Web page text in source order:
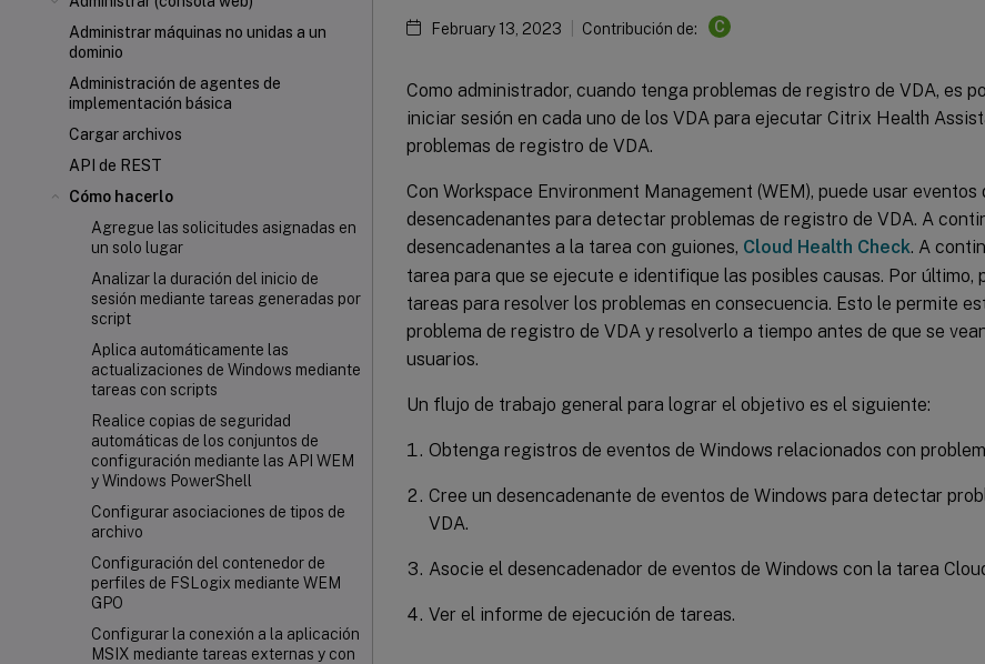
Administrar máquinas no unidas a un
dominio
Administración de agentes de
implementación básica
Cargar archivos
API de REST
Cómo hacerlo
Agregue las solicitudes asignadas en
un solo lugar
Analizar la duración del inicio de
sesión mediante tareas generadas por
script
Aplica automáticamente las
actualizaciones de Windows mediante
tareas con scripts
Realice copias de seguridad
automáticas de los conjuntos de
configuración mediante las API WEM
y Windows PowerShell
Configurar asociaciones de tipos de
archivo
Configuración del contenedor de
perfiles de FSLogix mediante WEM
GPO
Configurar la conexión a la aplicación
MSIX mediante tareas externas y con
February 13, 2023 Contribución de: C
Como administrador, cuando tenga problemas de registro de VDA, es
iniciar sesión en cada uno de los VDA para ejecutar Citrix Health
problemas de registro de VDA.
Con Workspace Environment Management (WEM), puede usar eventos
desencadenantes para detectar problemas de registro de VDA. A
desencadenantes a la tarea con guiones, Cloud Health Check. A
tarea para que se ejecute e identifique las posibles causas. Por último,
tareas para resolver los problemas en consecuencia. Esto le permite
problema de registro de VDA y resolverlo a tiempo antes de que se
usuarios.
Un flujo de trabajo general para lograr el objetivo es el siguiente:
Obtenga registros de eventos de Windows relacionados con
Cree un desencadenante de eventos de Windows para detectar
VDA.
Asocie el desencadenador de eventos de Windows con la tarea
Ver el informe de ejecución de tareas.